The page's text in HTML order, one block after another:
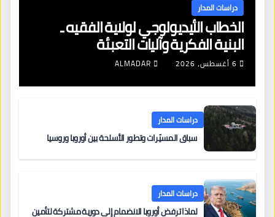
دراسات المدار
الخطاب الأيديولوجي لولاية الفقيه ـ
البنية الفكرية وآليات التعبئة
6 أغسطس، 2026 ALMADAR
دراسات المدار
سباق المسيّرات وتطور الأسلحة بين أوروبا وروسيا
دراسات المدار
لماذا ترفض أوروبا الانضمام إلى دورية مشتركة لتأمين